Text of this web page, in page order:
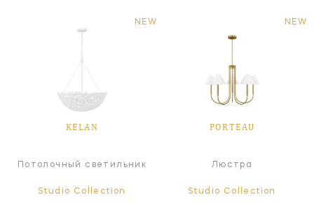
NEW
KELAN
Потолочный светильник
Studio Collection
NEW
PORTEAU
Люстра
Studio Collection